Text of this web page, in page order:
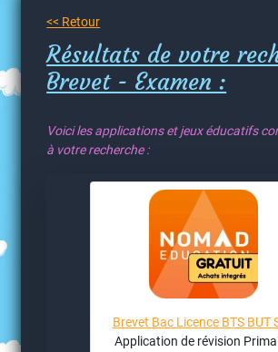
<< Retour
Résultats de votre
Brevet - Examen :
Voici les applications et jeux éducatifs
à votre recherche :
Brevet Bac Licence BTS BUT
Application de révision